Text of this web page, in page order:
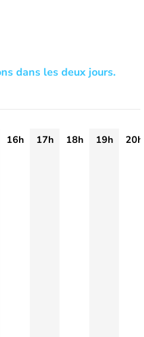
dans les deux jours.
16h 17h 18h 19h
20h